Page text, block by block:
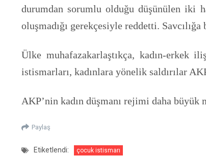
durumdan sorumlu olduğu düşünülen iki
oluşmadığı gerekçesiyle reddetti.
Ülke muhafazakarlaştıkça, kadın-erkek
istismarları, kadınlara yönelik saldırılar
AKP’nin kadın düşmanı rejimi daha büyük
Paylaş
Etiketlendi: çocuk istismarı